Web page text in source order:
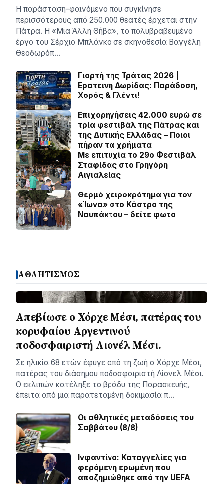
Η παράσταση-φαινόμενο που συγκίνησε
περισσότερους από 250.000 θεατές έρχεται στην
Πάτρα. Η «Μια Άλλη Θήβα», το πολυβραβευμένο
έργο του Σέρχιο Μπλάνκο σε σκηνοθεσία Βαγγέλη
Θεοδωρόπ…
Γιορτή της Τράτας 2026 |
Ερατεινή Δωρίδας: Παράδοση,
Χορός & Γλέντι!
Επιχορηγήσεις 42.000 ευρώ σε
τρία φεστιβάλ της Πάτρας και
της Δυτικής Ελλάδας – Ποιοι
πήραν τα χρήματα
Με επιτυχία το 29ο Φεστιβάλ
Σταφίδας στο Γρηγόρη
Aιγιαλείας
Θερμό χειροκρότημα για τον
«Ίωνα» στο Κάστρο της
Ναυπάκτου – δείτε φωτο
ΑΘΛΗΤΙΣΜΟΣ
Απεβίωσε ο Χόρχε Μέσι, πατέρας του
κορυφαίου Αργεντινού
ποδοσφαιριστή Λιονέλ Μέσι.
Σε ηλικία 68 ετών έφυγε από τη ζωή ο Χόρχε Μέσι,
πατέρας του διάσημου ποδοσφαιριστή Λίονελ Μέσι.
Ο εκλιπών κατέληξε το βράδυ της Παρασκευής,
έπειτα από μια παρατεταμένη δοκιμασία π…
Οι αθλητικές μεταδόσεις του
Σαββάτου (8/8)
Ινφαντίνο: Καταγγελίες για
φερόμενη ερωμένη που
αποζημιώθηκε από την UEFA